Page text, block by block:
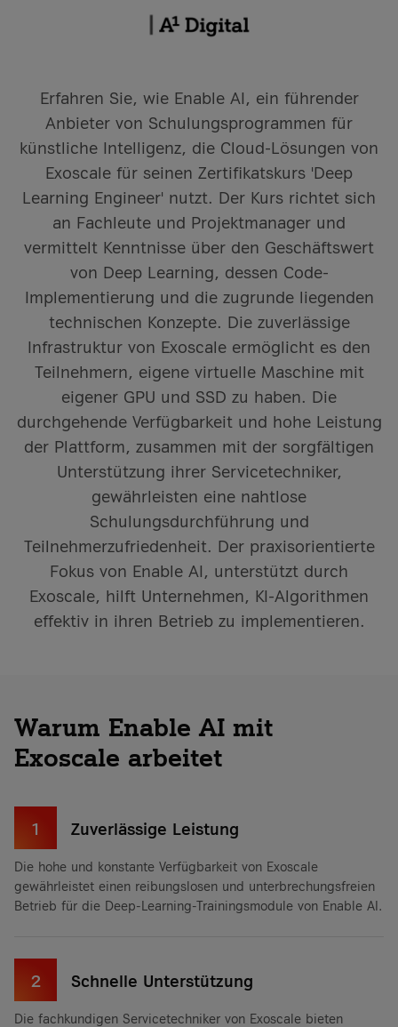
Erfahren Sie, wie Enable AI, ein führender
Anbieter von Schulungsprogrammen für
künstliche Intelligenz, die Cloud-Lösungen von
Exoscale für seinen Zertifikatskurs 'Deep
Learning Engineer' nutzt. Der Kurs richtet sich
an Fachleute und Projektmanager und
vermittelt Kenntnisse über den Geschäftswert
von Deep Learning, dessen Code-
Implementierung und die zugrunde liegenden
technischen Konzepte. Die zuverlässige
Infrastruktur von Exoscale ermöglicht es den
Teilnehmern, eigene virtuelle Maschine mit
eigener GPU und SSD zu haben. Die
durchgehende Verfügbarkeit und hohe Leistung
der Plattform, zusammen mit der sorgfältigen
Unterstützung ihrer Servicetechniker,
gewährleisten eine nahtlose
Schulungsdurchführung und
Teilnehmerzufriedenheit. Der praxisorientierte
Fokus von Enable AI, unterstützt durch
Exoscale, hilft Unternehmen, KI-Algorithmen
effektiv in ihren Betrieb zu implementieren.
Warum Enable AI mit
Exoscale arbeitet
1 Zuverlässige Leistung
Die hohe und konstante Verfügbarkeit von Exoscale
gewährleistet einen reibungslosen und unterbrechungsfreien
Betrieb für die Deep-Learning-Trainingsmodule von Enable AI.
2 Schnelle Unterstützung
Die fachkundigen Servicetechniker von Exoscale bieten